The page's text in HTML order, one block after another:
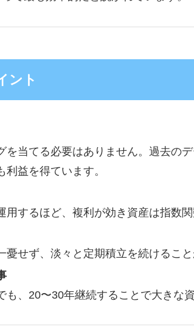
ント
を当てる必要はありません。過去の
益を得ています。
用するほど、複利が効き資産は指数関
憂せず、淡々と定期積立を続けること
も、20〜30年継続することで大きな